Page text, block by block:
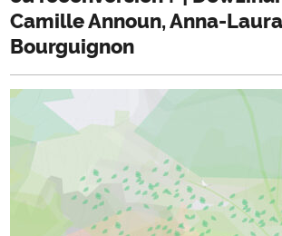
Camille Announ, Anna-Laura
Bourguignon